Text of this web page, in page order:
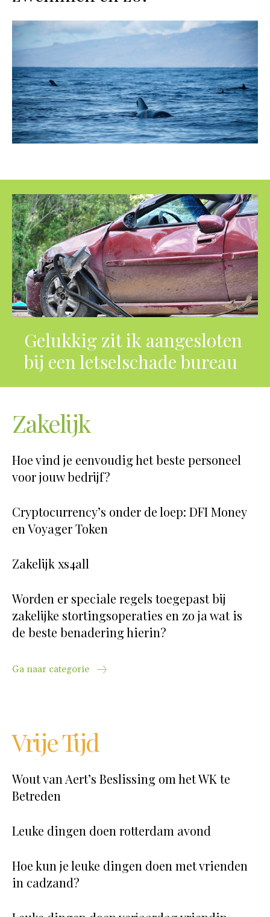
Gelukkig zit ik aangesloten
bij een letselschade bureau
Zakelijk
Hoe vind je eenvoudig het beste personeel
voor jouw bedrijf?
Cryptocurrency’s onder de loep: DFI Money
en Voyager Token
Zakelijk xs4all
Worden er speciale regels toegepast bij
zakelijke stortingsoperaties en zo ja wat is
de beste benadering hierin?
Ga naar categorie
Vrije Tijd
Wout van Aert’s Beslissing om het WK te
Betreden
Leuke dingen doen rotterdam avond
Hoe kun je leuke dingen doen met vrienden
in cadzand?